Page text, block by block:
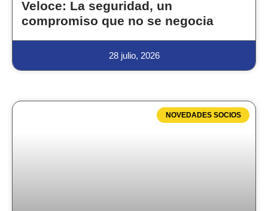
Veloce: La seguridad, un
compromiso que no se negocia
28 julio, 2026
NOVEDADES SOCIOS